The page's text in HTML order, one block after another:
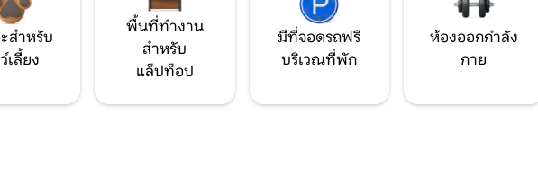
สำหรับ
เลี้ยง
พื้นที่ทำงาน
สำหรับ
แล็ปท็อป
มีที่จอดรถฟรี
บริเวณที่พัก
ห้องออกกำลัง
กาย